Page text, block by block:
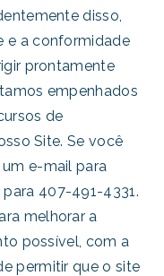
disso,
e a conformidade
prontamente
empenhados
de
Site. Se você
e-mail para
407-491-4331.
melhorar a
possível, com a
permitir que o site